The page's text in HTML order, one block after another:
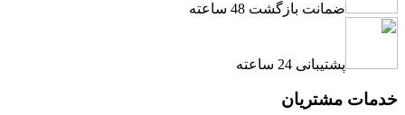
ضمانت بازگشت 48 ساعته
پشتیبانی 24 ساعته
خدمات مشتریان